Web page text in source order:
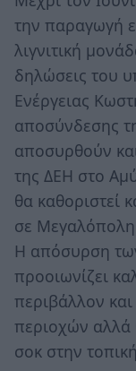
την παραγωγή
λιγνιτική
δηλώσεις του
Ενέργειας
αποσύνδεσης
αποσυρθούν
της ΔΕΗ στο
θα καθοριστεί
σε Μεγαλόπολη
Η απόσυρση
προοιωνίζει
περιβάλλον
περιοχών αλλά
σοκ στην